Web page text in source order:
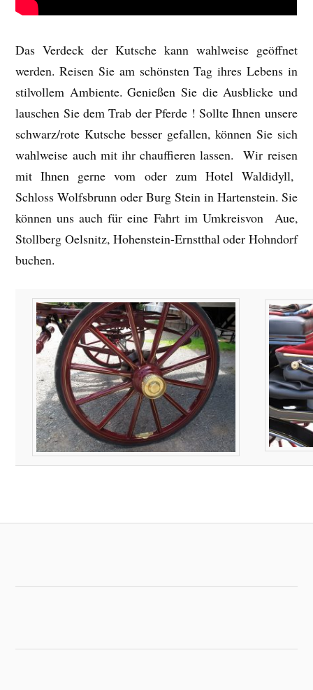
Das Verdeck der Kutsche kann wahlweise geöffnet
werden. Reisen Sie am schönsten Tag ihres Lebens in
stilvollem Ambiente. Genießen Sie die Ausblicke und
lauschen Sie dem Trab der Pferde ! Sollte Ihnen unsere
schwarz/rote Kutsche besser gefallen, können Sie sich
wahlweise auch mit ihr chauffieren lassen. Wir reisen
mit Ihnen gerne vom oder zum Hotel Waldidyll,
Schloss Wolfsbrunn oder Burg Stein in Hartenstein. Sie
können uns auch für eine Fahrt im Umkreisvon Aue,
Stollberg Oelsnitz, Hohenstein-Ernstthal oder Hohndorf
buchen.